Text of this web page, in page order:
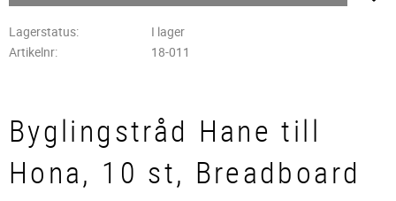
Lagerstatus
I lager
Artikelnr
18-011
Byglingstråd Hane till
Hona, 10 st, Breadboard